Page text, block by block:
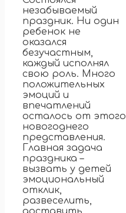
незабываемый
праздник. Ни один
ребенок не
оказался
безучастным,
каждый исполнял
свою роль. Много
положительных
эмоций и
впечатлений
осталось от этого
новогоднего
представления.
Главная задача
праздника –
вызвать у детей
эмоциональный
отклик,
развеселить,